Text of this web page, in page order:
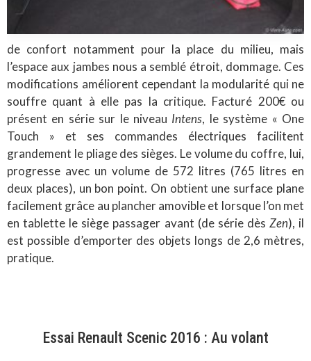
de confort notamment pour la place du milieu, mais
l’espace aux jambes nous a semblé étroit, dommage. Ces
modifications améliorent cependant la modularité qui ne
souffre quant à elle pas la critique. Facturé 200€ ou
présent en série sur le niveau Intens, le système « One
Touch » et ses commandes électriques facilitent
grandement le pliage des sièges. Le volume du coffre, lui,
progresse avec un volume de 572 litres (765 litres en
deux places), un bon point. On obtient une surface plane
facilement grâce au plancher amovible et lorsque l’on met
en tablette le siège passager avant (de série dès Zen), il
est possible d’emporter des objets longs de 2,6 mètres,
pratique.
Essai Renault Scenic 2016 : Au volant